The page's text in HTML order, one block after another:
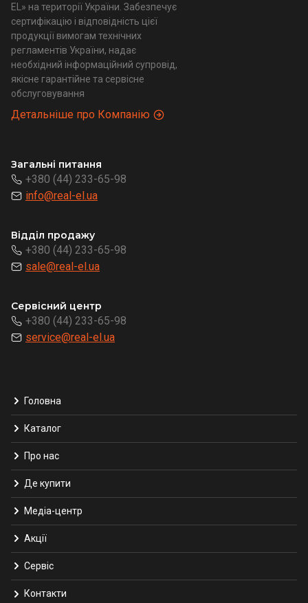
EL» на території України. Забезпечує
сертифікацію і відповідність цієї
продукції вимогам технічних
регламентів України, надає
необхідний інформаційний супровід,
якісне гарантійне та сервісне
обслуговування
Детальніше про Компанію
Загальні питання
+380 (44) 233-65-98
info@real-el.ua
Відділ продажу
+380 (44) 233-65-98
sale@real-el.ua
Сервісний центр
+380 (44) 233-65-98
service@real-el.ua
Головна
Каталог
Про нас
Де купити
Медіа-центр
Акції
Сервіс
Контакти